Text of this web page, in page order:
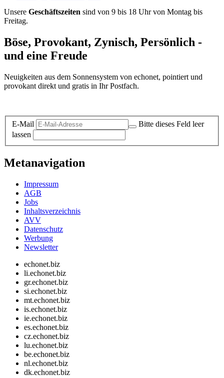
Unsere Geschäftszeiten sind von 9 bis 18 Uhr von Montag bis
Freitag.
Böse, Provokant, Zynisch, Persönlich -
und eine Freude
Neuigkeiten aus dem Sonnensystem von echonet, pointiert und
provokant direkt und gratis in Ihr Postfach.
E-Mail
Bitte dieses Feld leer
lassen
Metanavigation
Impressum
AGB
Jobs
Inhaltsverzeichnis
AVV
Datenschutz
Werbung
Newsletter
echonet.biz
li.echonet.biz
gr.echonet.biz
si.echonet.biz
mt.echonet.biz
is.echonet.biz
ie.echonet.biz
es.echonet.biz
cz.echonet.biz
lu.echonet.biz
be.echonet.biz
nl.echonet.biz
dk.echonet.biz